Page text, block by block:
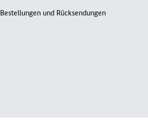
Bestellungen und Rücksendungen